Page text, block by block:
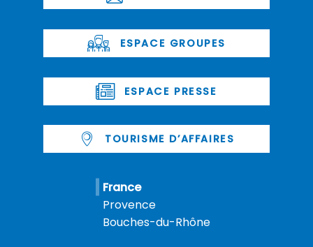
ESPACE GROUPES
ESPACE PRESSE
TOURISME D’AFFAIRES
France
Provence
Bouches-du-Rhône